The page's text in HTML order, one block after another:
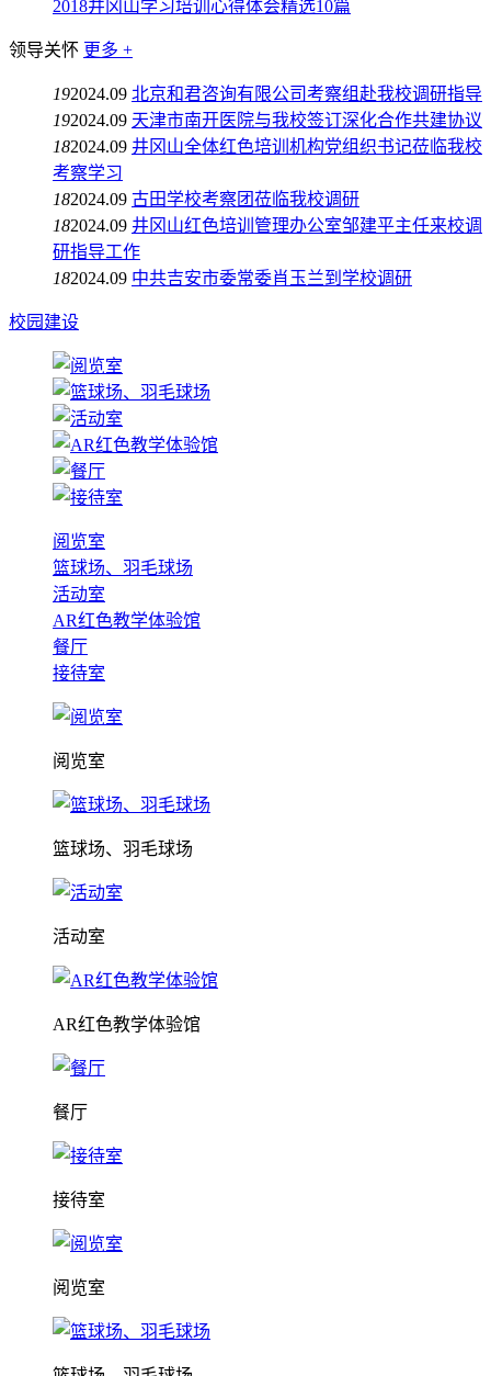
2018井冈山学习培训心得体会精选10篇
领导关怀 更多 +
192024.09 北京和君咨询有限公司考察组赴我校调研指导
192024.09 天津市南开医院与我校签订深化合作共建协议
182024.09 井冈山全体红色培训机构党组织书记莅临我校
考察学习
182024.09 古田学校考察团莅临我校调研
182024.09 井冈山红色培训管理办公室邹建平主任来校调
研指导工作
182024.09 中共吉安市委常委肖玉兰到学校调研
校园建设
阅览室
篮球场、羽毛球场
活动室
AR红色教学体验馆
餐厅
接待室
阅览室
篮球场、羽毛球场
活动室
AR红色教学体验馆
餐厅
接待室
阅览室